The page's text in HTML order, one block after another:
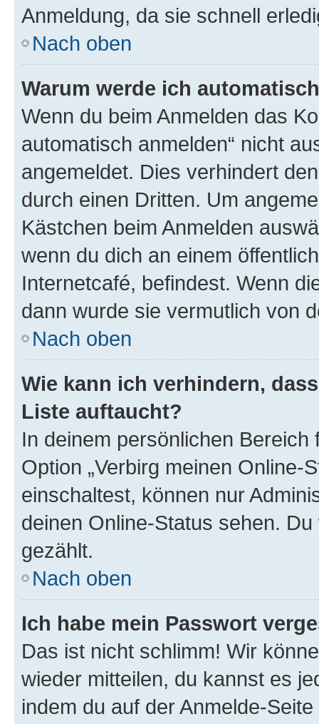
Anmeldung, da sie schnell
Nach oben
Warum werde ich
Wenn du beim Anmelden das
automatisch anmelden“ nicht
angemeldet. Dies verhindert
durch einen Dritten. Um
Kästchen beim Anmelden
wenn du dich an einem
Internetcafé, befindest. Wenn
dann wurde sie vermutlich von
Nach oben
Wie kann ich verhindern,
Liste auftaucht?
In deinem persönlichen
Option „Verbirg meinen Online-
einschaltest, können nur
deinen Online-Status sehen.
gezählt.
Nach oben
Ich habe mein Passwort
Das ist nicht schlimm! Wir
wieder mitteilen, du kannst es
indem du auf der Anmelde-